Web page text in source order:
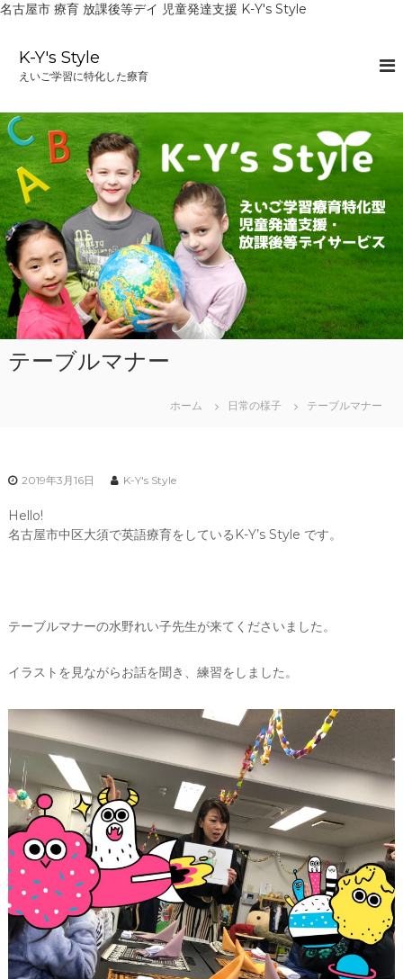
名古屋市 療育 放課後等デイ 児童発達支援 K-Y's Style
へ
ス
キ
ッ
プ
K-Y's Style
えいご学習に特化した療育
テーブルマナー
ホーム 日常の様子 テーブルマナー
2019年3月16日 K-Y's Style
Hello!
名古屋市中区大須で英語療育をしているK-Y’s Style です。
テーブルマナーの水野れい子先生が来てくださいました。
イラストを見ながらお話を聞き、練習をしました。